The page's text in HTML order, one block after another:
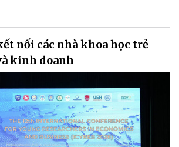
nối các nhà khoa học trẻ
kinh doanh